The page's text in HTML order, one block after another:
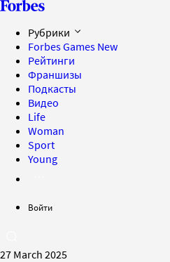
Рубрики
Forbes Games New
Рейтинги
Франшизы
Подкасты
Видео
Life
Woman
Sport
Young
Войти
27 March 2025